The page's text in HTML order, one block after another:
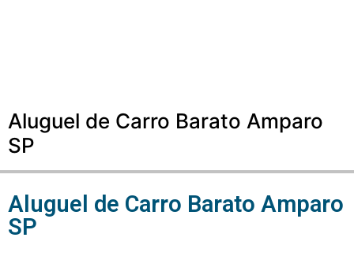
Aluguel de Carro Barato Amparo
SP
Aluguel de Carro Barato Amparo
SP